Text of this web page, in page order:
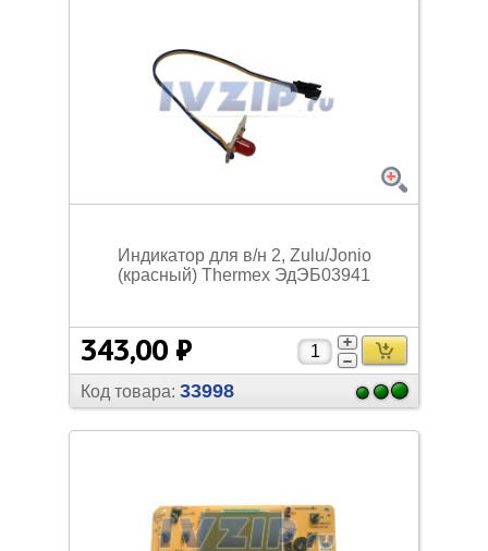
Индикатор для в/н 2, Zulu/Jonio
(красный) Thermex ЭдЭБ03941
343,00 ₽
Код товара: 33998